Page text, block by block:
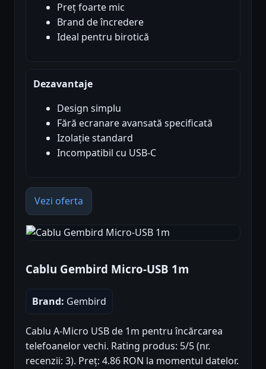
Preț foarte mic
Brand de încredere
Ideal pentru birotică
Dezavantaje
Design simplu
Fără ecranare avansată specificată
Izolație standard
Incompatibil cu USB-C
Vezi oferta
Cablu Gembird Micro-USB 1m
Brand: Gembird
Cablu A-Micro USB de 1m pentru încărcarea
telefoanelor vechi. Rating produs: 5/5 (nr.
recenzii: 3). Preț: 4.86 RON la momentul datelor.